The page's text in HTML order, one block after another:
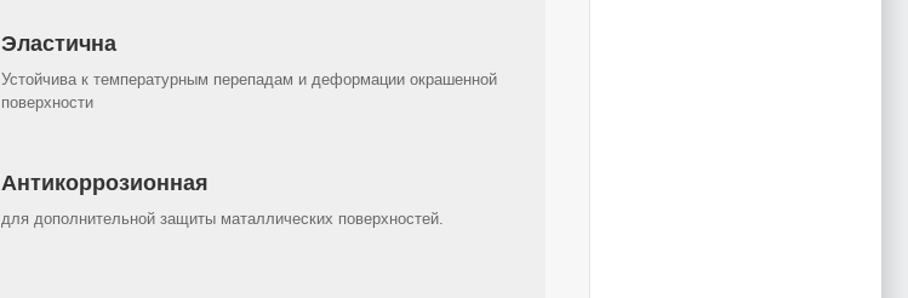
Эластична
Устойчива к температурным перепадам и деформации окрашенной
поверхности
Антикоррозионная
для дополнительной защиты маталлических поверхностей.